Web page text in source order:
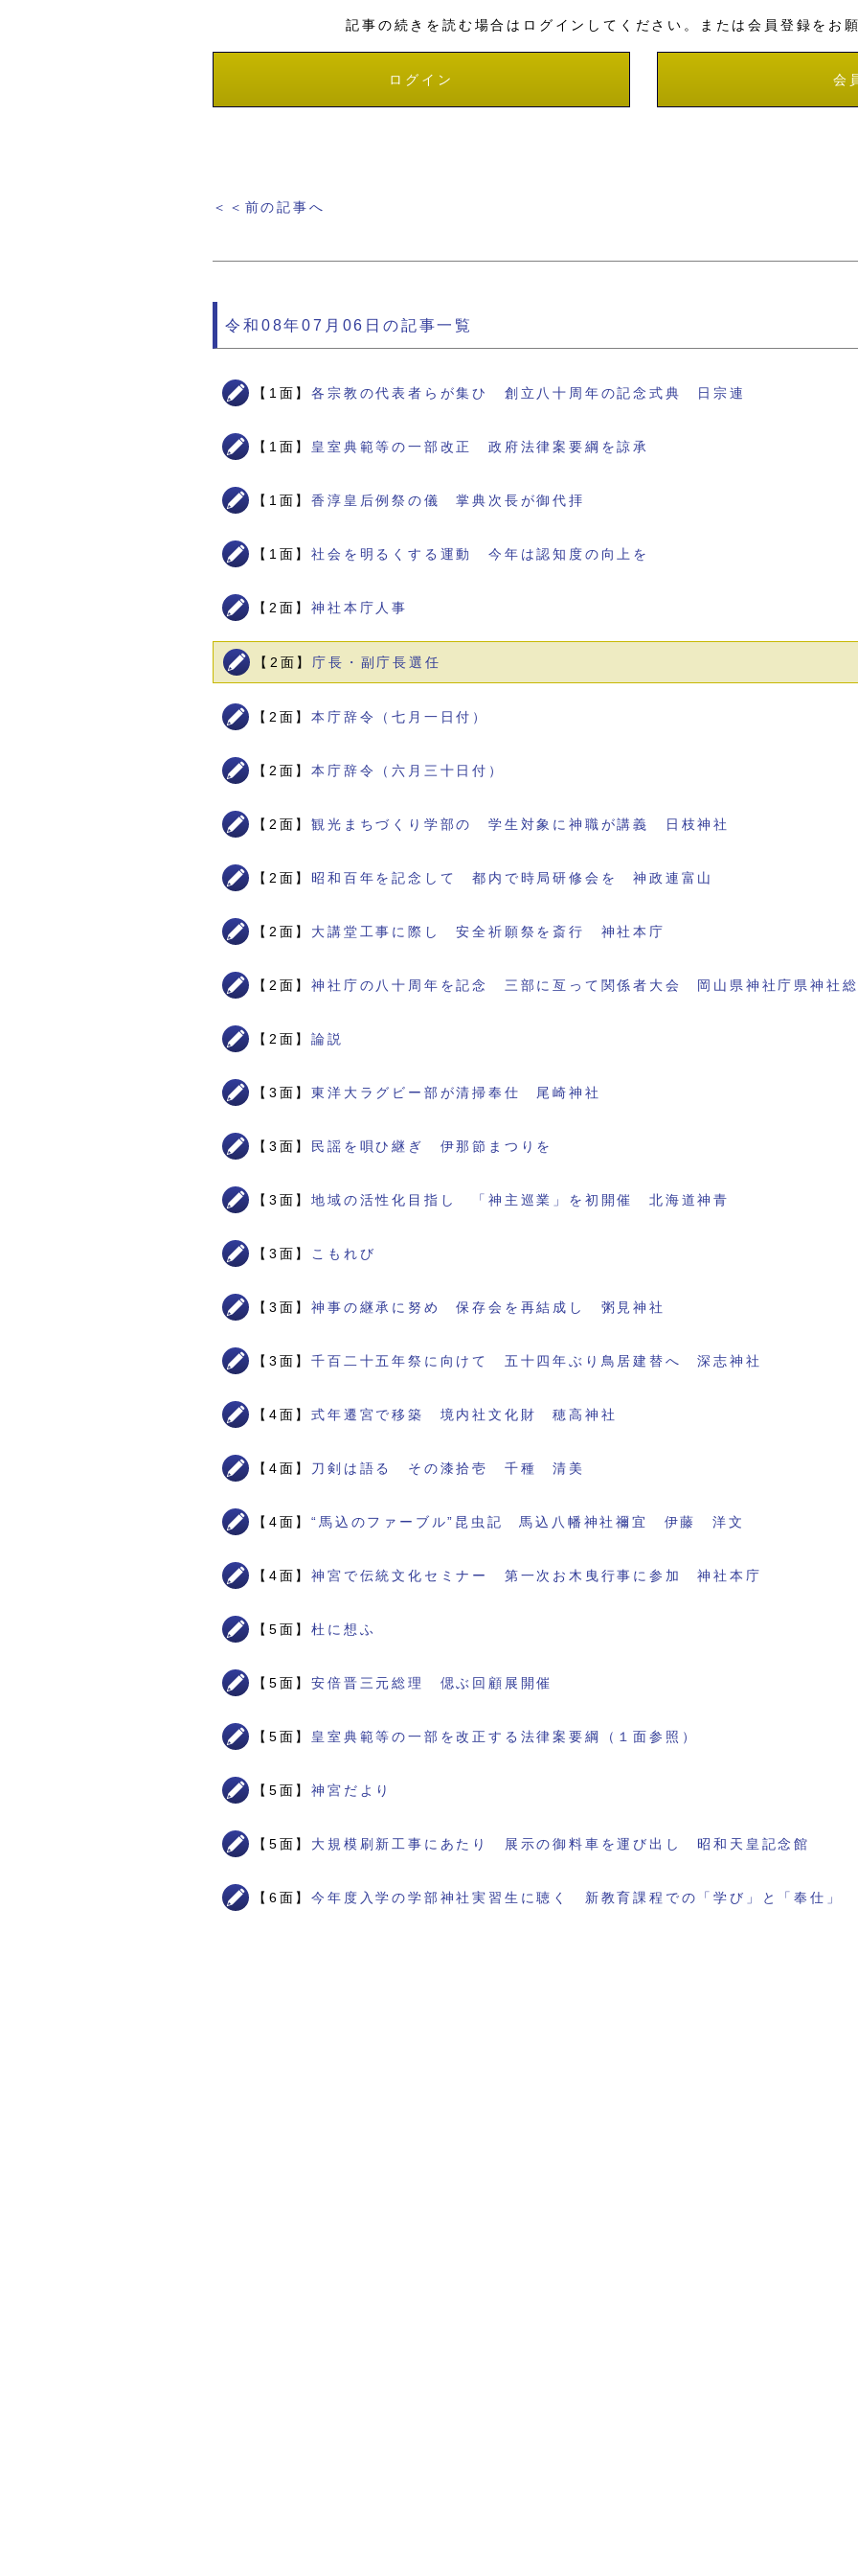
記事の続きを読む場合はログインしてください。または会員登録をお
ログイン 会
＜＜前の記事へ
令和08年07月06日の記事一覧
【1面】各宗教の代表者らが集ひ 創立八十周年の記念式典 日宗連
【1面】 皇室典範等の一部改正 政府法律案要綱を諒承
【1面】香淳皇后例祭の儀 掌典次長が御代拝
【1面】社会を明るくする運動 今年は認知度の向上を
【2面】神社本庁人事
【2面】 庁長・副庁長選任
【2面】本庁辞令（七月一日付）
【2面】本庁辞令（六月三十日付）
【2面】観光まちづくり学部の 学生対象に神職が講義 日枝神社
【2面】 昭和百年を記念して 都内で時局研修会を 神政連富山
【2面】 大講堂工事に際し 安全祈願祭を斎行 神社本庁
【2面】神社庁の八十周年を記念 三部に亙って関係者大会 岡山県神社庁県神社
【2面】論説
【3面】東洋大ラグビー部が清掃奉仕 尾崎神社
【3面】 民謡を唄ひ継ぎ 伊那節まつりを
【3面】地域の活性化目指し 「神主巡業」を初開催 北海道神青
【3面】 こもれび
【3面】神事の継承に努め 保存会を再結成し 粥見神社
【3面】千百二十五年祭に向けて 五十四年ぶり鳥居建替へ 深志神社
【4面】式年遷宮で移築 境内社文化財 穂高神社
【4面】 刀剣は語る その漆拾壱 千種 清美
【4面】“馬込のファーブル”昆虫記 馬込八幡神社禰宜 伊藤 洋文
【4面】神宮で伝統文化セミナー 第一次お木曳行事に参加 神社本庁
【5面】杜に想ふ
【5面】安倍晋三元総理 偲ぶ回顧展開催
【5面】 皇室典範等の一部を改正する法律案要綱（１面参照）
【5面】神宮だより
【5面】 大規模刷新工事にあたり 展示の御料車を運び出し 昭和天皇記念館
【6面】今年度入学の学部神社実習生に聴く 新教育課程での「学び」と「奉仕